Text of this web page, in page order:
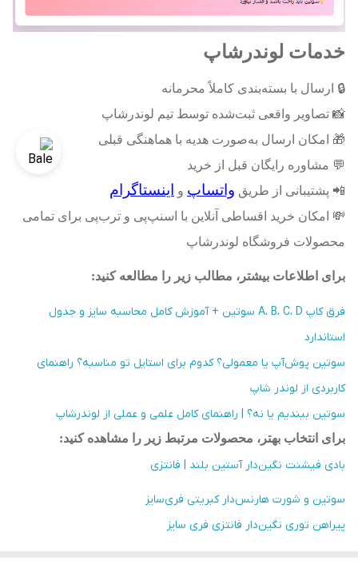
خدمات لوندرشاپ
🔒 ارسال با بسته‌بندی کاملاً محرمانه
📸 تصاویر واقعی ثبت‌شده توسط تیم لوندرشاپ
🎁 امکان ارسال به‌صورت هدیه با هماهنگی قبلی
💬 مشاوره رایگان قبل از خرید
📲 پشتیبانی از طریق واتساپ و اینستاگرام
💸 امکان خرید اقساطی آنلاین با اسنپ‌پی و ترب‌پی برای تمامی
محصولات فروشگاه لوندرشاپ
برای اطلاعات بیشتر، مطالب زیر را مطالعه کنید:
فرق کاپ A، B، C، D سوتین + آموزش کامل محاسبه سایز و جدول
استاندارد
سوتین پوش‌آپ یا معمولی؟ کدوم برای استایل تو مناسبه؟ راهنمای
کاربردی از لوندر شاپ
سوتین ببندیم یا نه؟ | راهنمای کامل علمی و عملی از لوندرشاپ
برای انتخاب بهتر، محصولات مرتبط زیر را مشاهده کنید:
بادی فیشنت نگین‌دار آستین بلند | فانتزی
سوتین و شورت هارنس‌دار کبریتی فری‌سایز
پیراهن توری نگین‌دار فانتزی فری سایز